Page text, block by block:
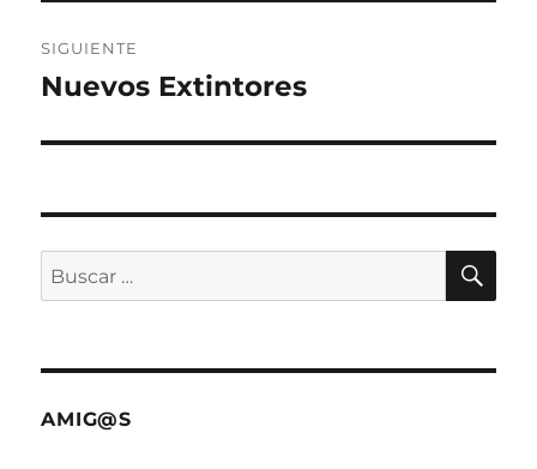
SIGUIENTE
Entrada
Nuevos Extintores
Buscar
por:
AMIG@S